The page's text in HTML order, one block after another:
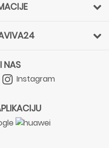
NAS
Instagram